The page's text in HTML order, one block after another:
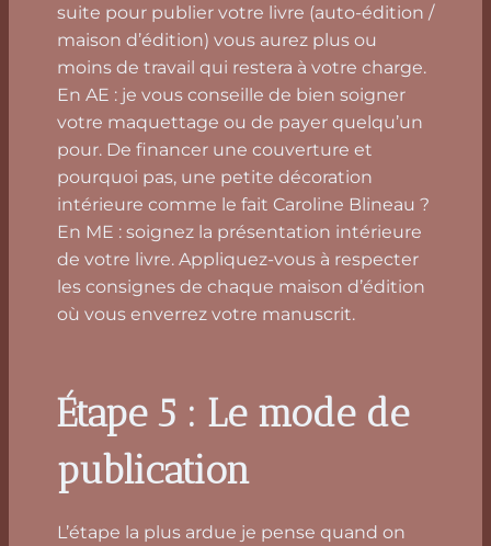
suite pour publier votre livre (auto-édition /
maison d’édition) vous aurez plus ou
moins de travail qui restera à votre charge.
En AE : je vous conseille de bien soigner
votre maquettage ou de payer quelqu’un
pour. De financer une couverture et
pourquoi pas, une petite décoration
intérieure comme le fait Caroline Blineau ?
En ME : soignez la présentation intérieure
de votre livre. Appliquez-vous à respecter
les consignes de chaque maison d’édition
où vous enverrez votre manuscrit.
Étape 5 : Le mode de
publication
L’étape la plus ardue je pense quand on